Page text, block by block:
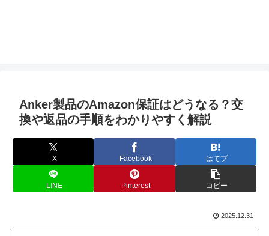
Anker製品のAmazon保証はどうなる？交
換や返品の手順をわかりやすく解説
X Facebook はてブ
LINE Pinterest コピー
2025.12.31